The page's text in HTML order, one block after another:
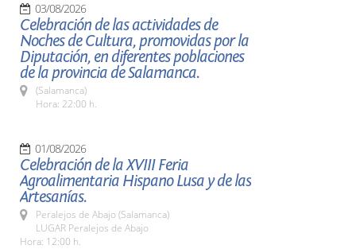
03/08/2026
Celebración de las actividades de
Noches de Cultura, promovidas por la
Diputación, en diferentes poblaciones
de la provincia de Salamanca.
(Salamanca)
Hora: 22:00 h.
01/08/2026
Celebración de la XVIII Feria
Agroalimentaria Hispano Lusa y de las
Artesanías.
Peralejos de Abajo (Salamanca)
LUGAR Peralejos de Abajo
Hora: 12:00 h.